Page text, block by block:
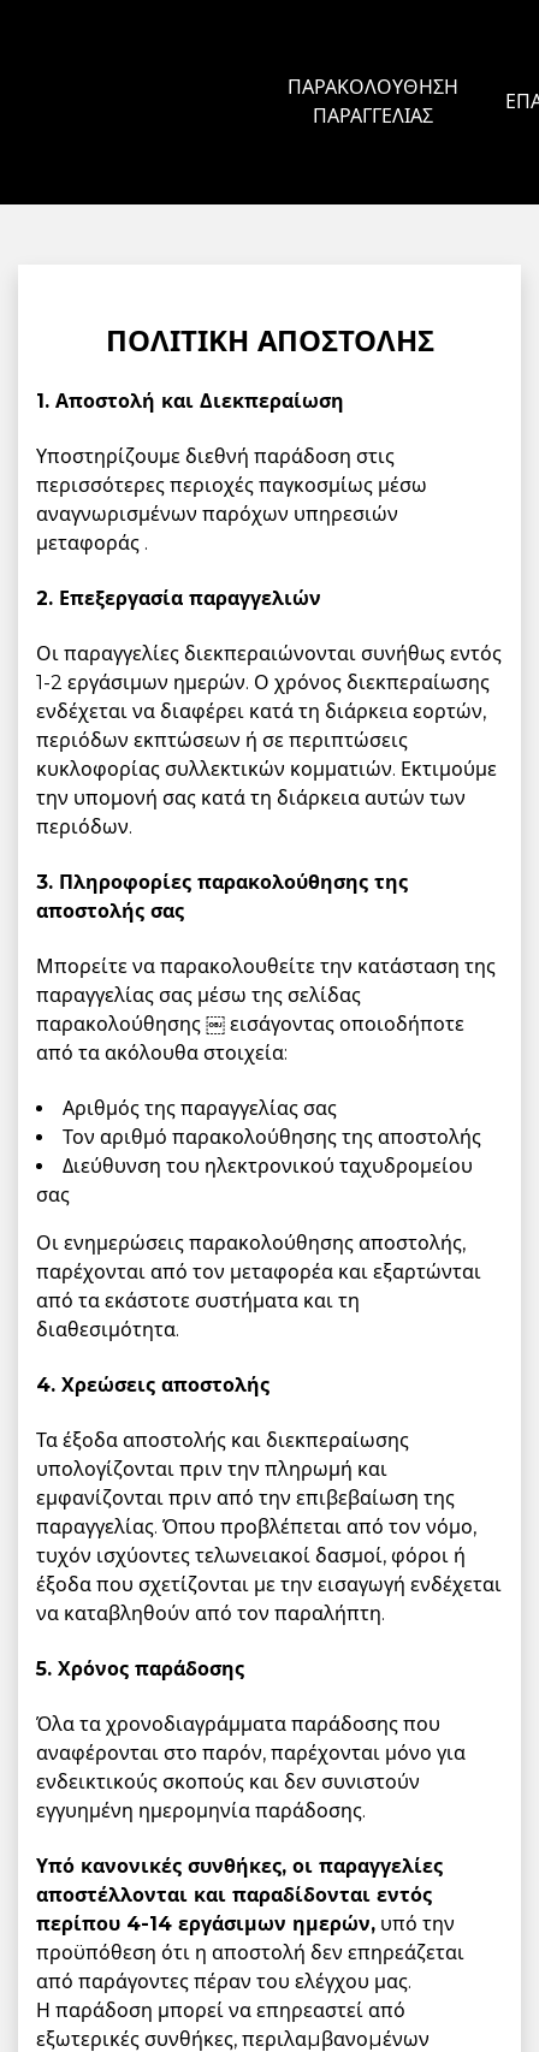
ΠΑΡΑΚΟΛΟΎΘΗΣΗ
ΠΑΡΑΓΓΕΛΊΑΣ
ΠΟΛΙΤΙΚΉ ΑΠΟΣΤΟΛΉΣ
1. Αποστολή και Διεκπεραίωση
Υποστηρίζουμε διεθνή παράδοση στις
περισσότερες περιοχές παγκοσμίως μέσω
αναγνωρισμένων παρόχων υπηρεσιών
μεταφοράς .
2. Επεξεργασία παραγγελιών
Οι παραγγελίες διεκπεραιώνονται συνήθως εντός
1-2 εργάσιμων ημερών. Ο χρόνος διεκπεραίωσης
ενδέχεται να διαφέρει κατά τη διάρκεια εορτών,
περιόδων εκπτώσεων ή σε περιπτώσεις
κυκλοφορίας συλλεκτικών κομματιών. Εκτιμούμε
την υπομονή σας κατά τη διάρκεια αυτών των
περιόδων.
3. Πληροφορίες παρακολούθησης της
αποστολής σας
Μπορείτε να παρακολουθείτε την κατάσταση της
παραγγελίας σας μέσω της σελίδας
παρακολούθησης ￼ εισάγοντας οποιοδήποτε
από τα ακόλουθα στοιχεία:
Αριθμός της παραγγελίας σας
Τον αριθμό παρακολούθησης της αποστολής
Διεύθυνση του ηλεκτρονικού ταχυδρομείου
σας
Οι ενημερώσεις παρακολούθησης αποστολής,
παρέχονται από τον μεταφορέα και εξαρτώνται
από τα εκάστοτε συστήματα και τη
διαθεσιμότητα.
4. Χρεώσεις αποστολής
Τα έξοδα αποστολής και διεκπεραίωσης
υπολογίζονται πριν την πληρωμή και
εμφανίζονται πριν από την επιβεβαίωση της
παραγγελίας. Όπου προβλέπεται από τον νόμο,
τυχόν ισχύοντες τελωνειακοί δασμοί, φόροι ή
έξοδα που σχετίζονται με την εισαγωγή ενδέχεται
να καταβληθούν από τον παραλήπτη.
5. Χρόνος παράδοσης
Όλα τα χρονοδιαγράμματα παράδοσης που
αναφέρονται στο παρόν, παρέχονται μόνο για
ενδεικτικούς σκοπούς και δεν συνιστούν
εγγυημένη ημερομηνία παράδοσης.
Υπό κανονικές συνθήκες, οι παραγγελίες
αποστέλλονται και παραδίδονται εντός
περίπου 4-14 εργάσιμων ημερών, υπό την
προϋπόθεση ότι η αποστολή δεν επηρεάζεται
από παράγοντες πέραν του ελέγχου μας.
Η παράδοση μπορεί να επηρεαστεί από
εξωτερικές συνθήκες, περιλαµβανοµένων